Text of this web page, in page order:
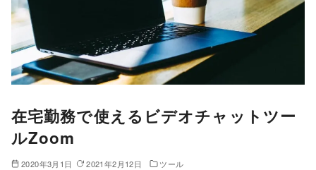
在宅勤務で使えるビデオチャットツー
ルZoom
2020年3月1日 2021年2月12日 ツール